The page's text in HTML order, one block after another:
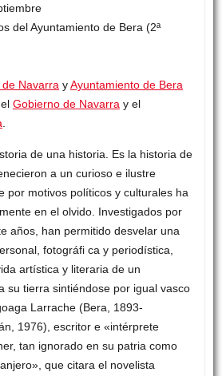
del Ayuntamiento de Bera (2ª
Navarra yAyuntamiento de Bera
Gobierno de Navarra y el
de una historia. Es la historia de
a un curioso e ilustre
por motivos políticos y culturales ha
en el olvido. Investigados por
años, han permitido desvelar una
fotográfi ca y periodística,
artística y literaria de un
su tierra sintiéndose por igual vasco
Larrache (Bera, 1893-
1976), escritor e «intérprete
tan ignorado en su patria como
que citara el novelista